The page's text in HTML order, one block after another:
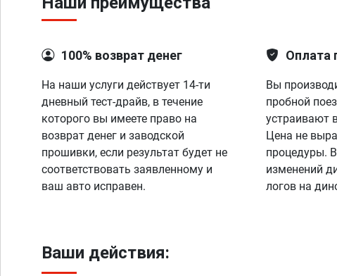
100% возврат денег
На наши услуги действует 14-ти
дневный тест-драйв, в течение
которого вы имеете право на
возврат денег и заводской
прошивки, если результат будет не
соответствовать заявленному и
ваш авто исправен.
Оплата
Вы
пробной
устраивают
Цена не
процедуры.
изменений
логов на
Ваши действия: